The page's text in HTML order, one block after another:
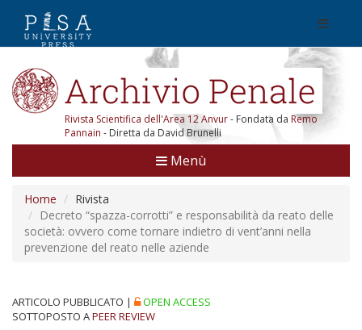
Rivista Scientifica dell'Area 12 Anvur- Fondata da Remo
Pannain - Diretta da David Brunelli
Menù
Home
Rivista
Decreto “spazza-corrotti” e responsabilità da reato delle
società: ovvero come tornare indietro di vent’anni nella
prevenzione del reato nelle aziende
ARTICOLO PUBBLICATO |
OPEN ACCESS
SOTTOPOSTO APEER REVIEW